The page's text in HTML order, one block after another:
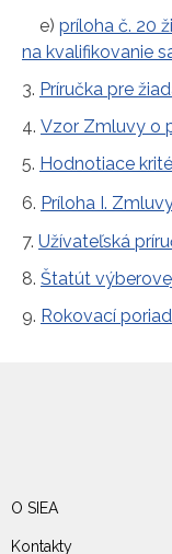
e) príloha č. 20
na kvalifikovanie
3. Príručka pre
4. Vzor Zmluvy o
5. Hodnotiace
6. Príloha I.
7. Užívateľská
8. Štatút
9. Rokovací
O SIEA
Kontakty